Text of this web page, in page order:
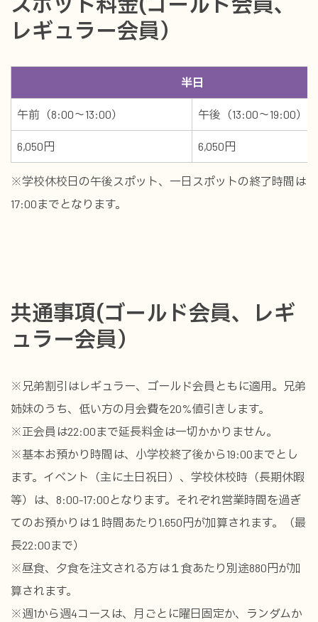
レギュラー会員）
半日
午前（8:00～13:00） 午後（13:00～19:00）
6,050円 6,050円
※学校休校日の午後スポット、一日スポットの終了時間は
17:00までとなります。
共通事項(ゴールド会員、レギ
ュラー会員）
※兄弟割引はレギュラー、ゴールド会員ともに適用。兄弟
姉妹のうち、低い方の月会費を20%値引きします。
※正会員は22:00まで延長料金は一切かかりません。
※基本お預かり時間は、小学校終了後から19:00までとし
ます。イベント（主に土日祝日）、学校休校時（長期休暇
等）は、8:00-17:00となります。それぞれ営業時間を過ぎ
てのお預かりは１時間あたり1.650円が加算されます。（最
長22:00まで）
※昼食、夕食を注文される方は１食あたり別途880円が加
算されます。
※週1から週4コースは、月ごとに曜日固定か、ランダムか